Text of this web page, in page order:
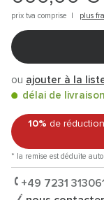
prix tva comprise | plus
ou ajouter à la
délai de
10% de
* la remise est déduite
+49 7231 313061